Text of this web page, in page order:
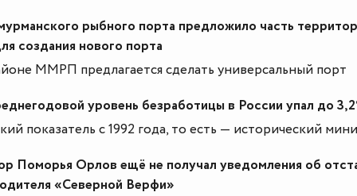
рыбного порта предложило часть
создания нового порта
ММРП предлагается сделать универсальный порт
уровень безработицы в России упал до
показатель с 1992 года, то есть — исторический
Поморья Орлов ещё не получал уведомления об
«Северной Верфи»